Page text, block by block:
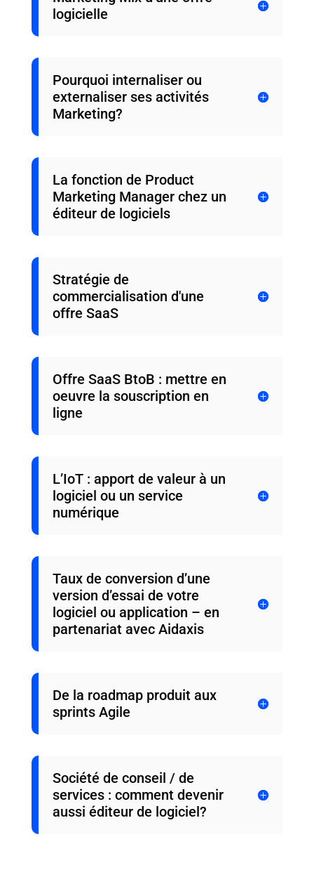
logicielle
Pourquoi internaliser ou
externaliser ses activités
Marketing?
La fonction de Product
Marketing Manager chez un
éditeur de logiciels
Stratégie de
commercialisation d'une
offre SaaS
Offre SaaS BtoB : mettre en
oeuvre la souscription en
ligne
L’IoT : apport de valeur à un
logiciel ou un service
numérique
Taux de conversion d’une
version d’essai de votre
logiciel ou application – en
partenariat avec Aidaxis
De la roadmap produit aux
sprints Agile
Société de conseil / de
services : comment devenir
aussi éditeur de logiciel?